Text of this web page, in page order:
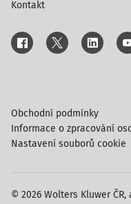
Kontakt
© 2026 Wolters Kluwer
Obchodní podmínky
Informace o zpracování
Nastavení souborů cookie